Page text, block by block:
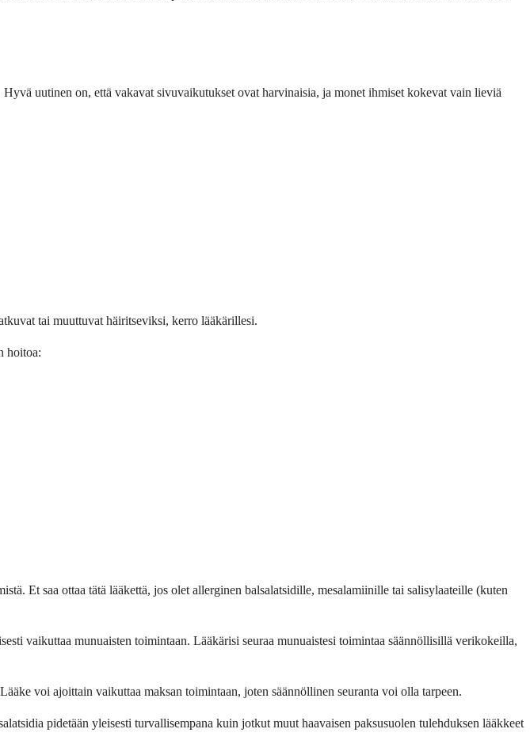
uutinen on, että vakavat sivuvaikutukset ovat harvinaisia, ja monet ihmiset kokevat vain lieviä
tai muuttuvat häiritseviksi, kerro lääkärillesi.
hoitoa:
Et saa ottaa tätä lääkettä, jos olet allerginen balsalatsidille, mesalamiinille tai salisylaateille (kuten
vaikuttaa munuaisten toimintaan. Lääkärisi seuraa munuaistesi toimintaa säännöllisillä verikokeilla,
voi ajoittain vaikuttaa maksan toimintaan, joten säännöllinen seuranta voi olla tarpeen.
pidetään yleisesti turvallisempana kuin jotkut muut haavaisen paksusuolen tulehduksen lääkkeet